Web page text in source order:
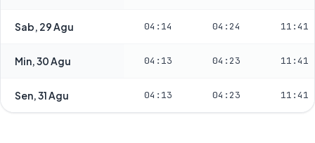
Sab, 29 Agu 04:14 04:24 11:41
Min, 30 Agu 04:13 04:23 11:41
Sen, 31 Agu 04:13 04:23 11:41